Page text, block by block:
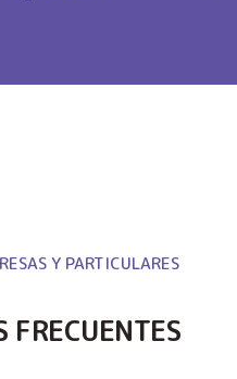
Y PARTICULARES
FRECUENTES